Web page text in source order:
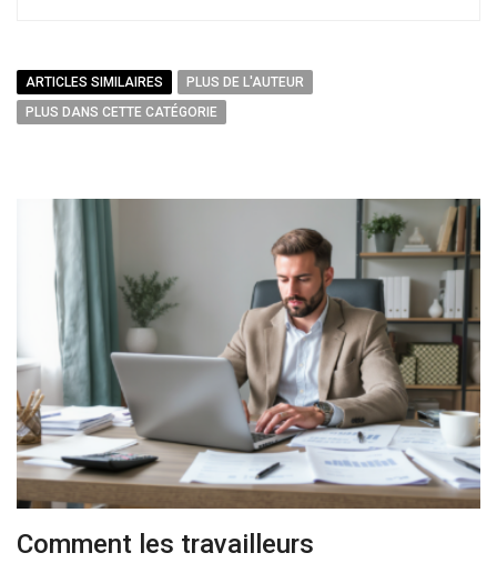
ARTICLES SIMILAIRES
PLUS DE L'AUTEUR
PLUS DANS CETTE CATÉGORIE
Comment les travailleurs